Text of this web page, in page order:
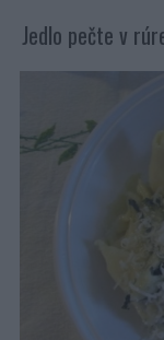
Jedlo pečte v